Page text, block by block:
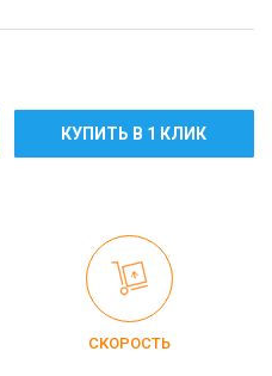
КУПИТЬ В 1 КЛИК
СКОРОСТЬ